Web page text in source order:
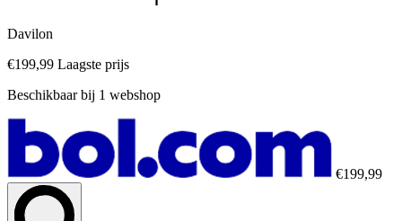
Davilon
€199,99 Laagste prijs
Beschikbaar bij 1 webshop
€199,99